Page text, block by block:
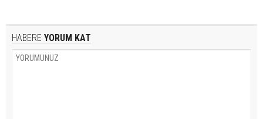
HABERE YORUM KAT